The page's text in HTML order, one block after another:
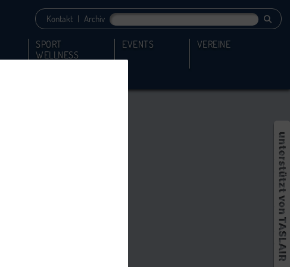
Kontakt | Archiv
SPORT
WELLNESS
EVENTS VEREINE